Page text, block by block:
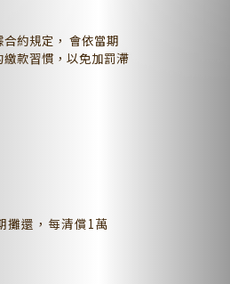
約規定， 會依當期
款習慣，以免加罰滯
攤還，每清償1萬